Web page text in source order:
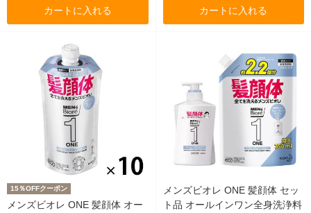
カートに入れる カートに入れる
15％OFFクーポン
メンズビオレ ONE 髪顔体 オー
メンズビオレ ONE 髪顔体 セッ
ト品 オールインワン全身洗浄料